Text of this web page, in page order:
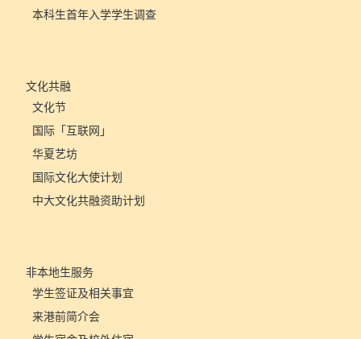
本科生首年入学学生调查
文化共融
文化节
国际「互联网」
华夏艺坊
国际文化大使计划
中大文化共融资助计划
非本地生服务
学生签证及相关事宜
来港前简介会